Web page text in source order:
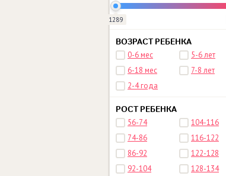
1289
ВОЗРАСТ РЕБЕНКА
0-6 мес
6-18 мес
2-4 года
5-6 лет
7-8 лет
РОСТ РЕБЕНКА
56-74
74-86
86-92
92-104
104-116
116-122
122-128
128-134